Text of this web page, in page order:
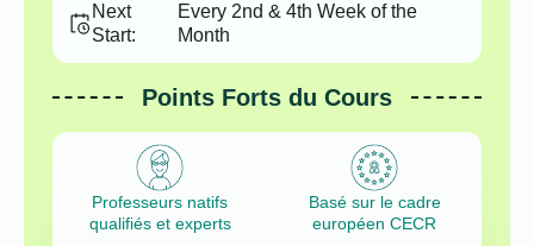
Next
Start:
Every 2nd & 4th Week of the
Month
Points Forts du Cours
Professeurs natifs
qualifiés et experts
Basé sur le cadre
européen CECR